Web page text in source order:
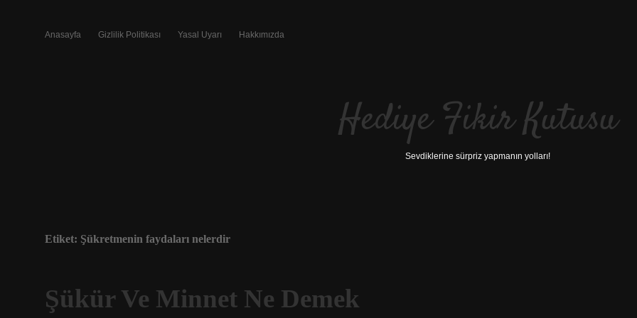
Anasayfa Gizlilik Politikası Yasal Uyarı Hakkımızda
Hediye Fikir Kutusu
Sevdiklerine sürpriz yapmanın yolları!
Etiket: Şükretmenin faydaları nelerdir
Şükür Ve Minnet Ne Demek